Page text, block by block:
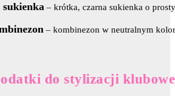
sukienka – krótka, czarna sukienka o
– kombinezon w neutralnym
do stylizacji